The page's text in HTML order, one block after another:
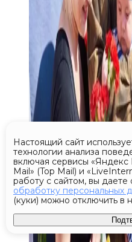
Настоящий сайт
технологии анализа
включая сервисы «Яндекс
Mail» (Top Mail) и
работу с сайтом, вы даете
обработку персональных
(куки) можно отключить в